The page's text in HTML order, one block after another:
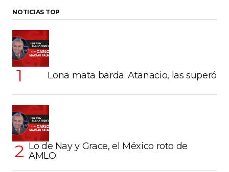
NOTICIAS TOP
Lona mata barda. Atanacio, las superó
Lo de Nay y Grace, el México roto de
AMLO